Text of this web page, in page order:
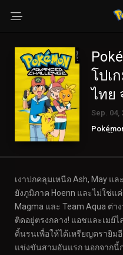
โปเ
ไทย
Sep. 04,
เงาปกคลุมเหนือ Ash, May แ
ยังภูมิภาค Hoenn และไม่ใช่แ
Magma และ Team Aqua ต่า
ติดอยู่ตรงกลาง! แอชและเมย์
ดิ้นรนเพื่อให้ได้เหรียญตรายิม
แข่งขันสามอันแรก นอกจากนี้